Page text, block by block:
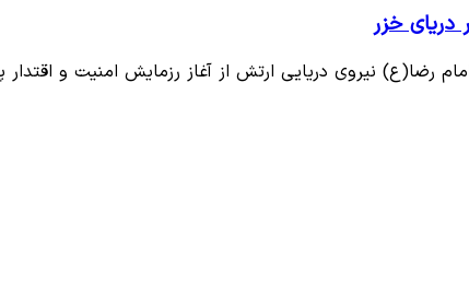
نیروی دریایی ارتش از آغاز رزمایش امنیت و اقتدار پایدار 96 در